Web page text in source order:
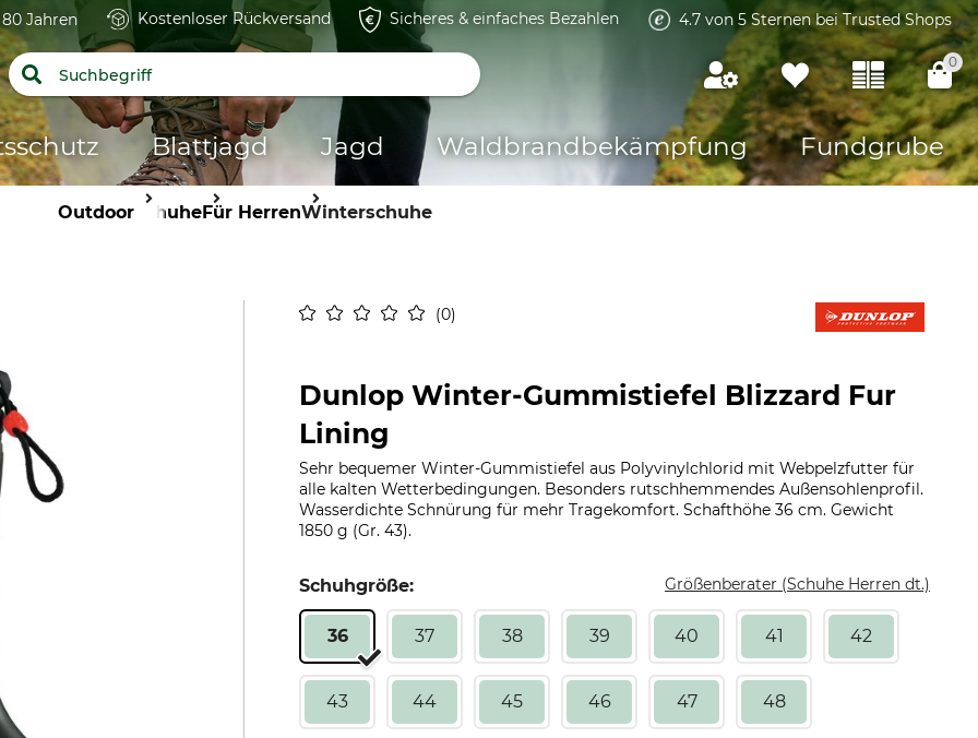
Jahren Kostenloser Rückversand Sicheres & einfaches Bezahlen 4.7 von 5 Sternen bei Trusted Shops
0
Blattjagd Jagd Waldbrandbekämpfung Fundgrube
OutdoorSchuheFür HerrenWinterschuhe
0
Dunlop Winter-Gummistiefel Blizzard Fur
Lining
Sehr bequemer Winter-Gummistiefel aus Polyvinylchlorid mit Webpelzfutter für
alle kalten Wetterbedingungen. Besonders rutschhemmendes Außensohlenprofil.
Wasserdichte Schnürung für mehr Tragekomfort. Schafthöhe 36 cm. Gewicht
1850 g (Gr. 43).
Schuhgröße: Größenberater (Schuhe Herren dt.)
36 37 38 39 40 41 42
43 44 45 46 47 48